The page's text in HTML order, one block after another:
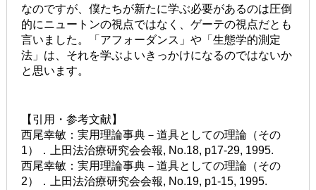
なのですが、僕たちが新たに学ぶ必要があるのは圧倒
的にニュートンの視点ではなく、ゲーテの視点だとも
言いました。「アフォーダンス」や「生態学的測定
法」は、それを学ぶよいきっかけになるのではないか
と思います。
【引用・参考文献】
西尾幸敏：実用理論事典－道具としての理論（その
1）．上田法治療研究会会報, No.18, p17-29, 1995.
西尾幸敏：実用理論事典－道具としての理論（その
2）．上田法治療研究会会報, No.19, p1-15, 1995.